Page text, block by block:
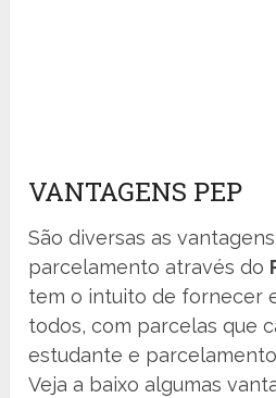
VANTAGENS PEP
São diversas as
parcelamento através do
tem o intuito de fornecer
todos, com parcelas que
estudante e
Veja a baixo algumas